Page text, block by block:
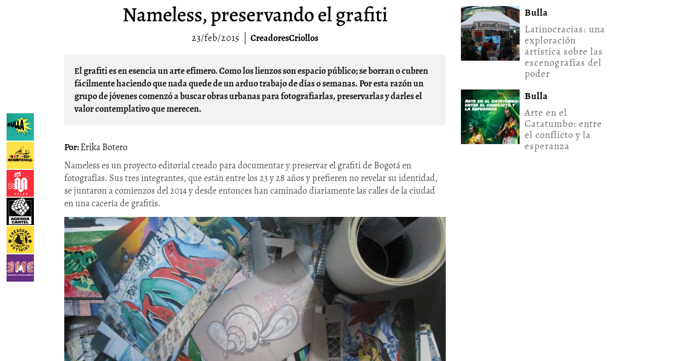
Nameless, preservando el grafiti
23/feb/2015 CreadoresCriollos
El grafiti es en esencia un arte efímero. Como los lienzos son espacio público; se borran o cubren
fácilmente haciendo que nada quede de un arduo trabajo de días o semanas. Por esta razón un
grupo de jóvenes comenzó a buscar obras urbanas para fotografiarlas, preservarlas y darles el
valor contemplativo que merecen.
Erika Botero
Nameless es un proyecto editorial creado para documentar y preservar el grafiti de Bogotá en
fotografías. Sus tres integrantes, que están entre los 23 y 28 años y prefieren no revelar su identidad,
se juntaron a comienzos del 2014 y desde entonces han caminado diariamente las calles de la ciudad
en una cacería de grafitis.
Bulla
Latinocracias: una
exploración
artística sobre las
escenografías del
poder
Bulla
Arte en el
Catatumbo: entre
el conflicto y la
esperanza